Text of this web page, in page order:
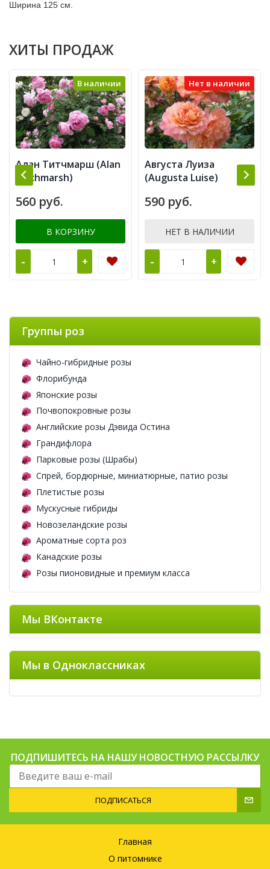
Ширина 125 см.
ХИТЫ ПРОДАЖ
В наличии
Алан Титчмарш (Alan
Titchmarsh)
560 руб.
В КОРЗИНУ
- +
Нет в наличии
Августа Луиза
(Augusta Luise)
590 руб.
НЕТ В НАЛИЧИИ
- +
Группы роз
Чайно-гибридные розы
Флорибунда
Японские розы
Почвопокровные розы
Английские розы Дэвида Остина
Грандифлора
Парковые розы (Шрабы)
Спрей, бордюрные, миниатюрные, патио розы
Плетистые розы
Мускусные гибриды
Новозеландские розы
Ароматные сорта роз
Канадские розы
Розы пионовидные и премиум класса
Мы ВКонтакте
Мы в Одноклассниках
ПОДПИШИТЕСЬ НА НАШУ НОВОСТНУЮ РАССЫЛКУ
ПОДПИСАТЬСЯ
Главная
О питомнике